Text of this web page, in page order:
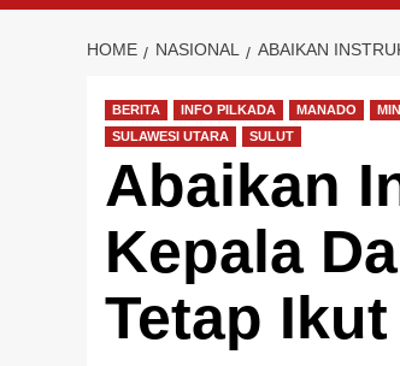
HOME NASIONAL ABAIKAN
BERITA INFO PILKADA MANADO
SULAWESI UTARA
SULUT
Abaikan
Kepala
Tetap